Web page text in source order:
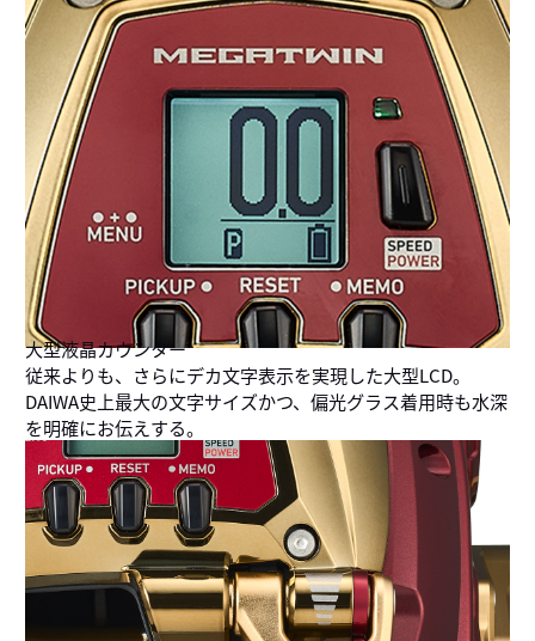
大型液晶カウンター
従来よりも、さらにデカ文字表示を実現した大型LCD。
DAIWA史上最大の文字サイズかつ、偏光グラス着用時も水深
を明確にお伝えする。